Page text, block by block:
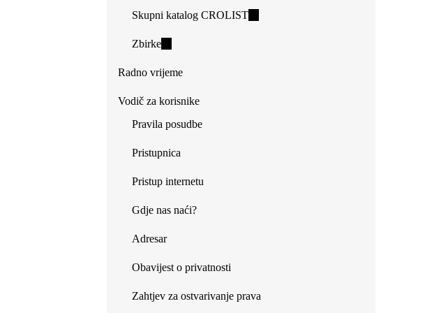
Skupni katalog CROLIST(link
Zbirke(link
external)
Radno vrijeme
Vodič za korisnike
Pravila posudbe
Pristupnica
Pristup internetu
Gdje nas naći?
Adresar
Obavijest o privatnosti
Zahtjev za ostvarivanje prava